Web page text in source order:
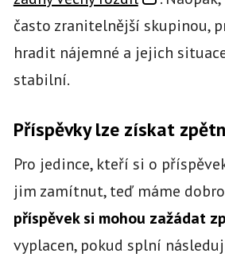
často zranitelnější skupinou,
hradit nájemné a jejich
stabilní.
Příspěvky lze získat
Pro jedince, kteří si o
jim zamítnut, teď máme
příspěvek si mohou zažádat
vyplacen, pokud splní